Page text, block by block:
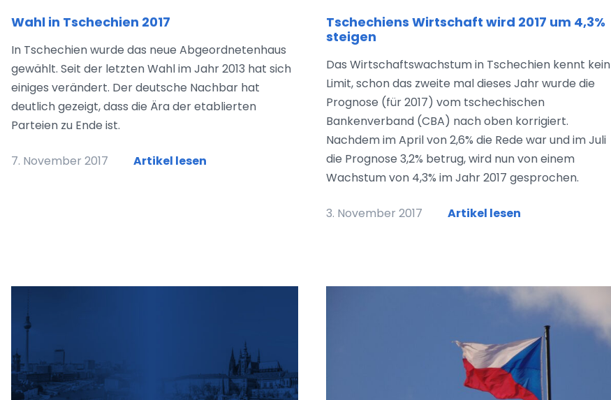
Wahl in Tschechien 2017
In Tschechien wurde das neue Abgeordnetenhaus
gewählt. Seit der letzten Wahl im Jahr 2013 hat sich
einiges verändert. Der deutsche Nachbar hat
deutlich gezeigt, dass die Ära der etablierten
Parteien zu Ende ist.
7. November 2017 Artikel lesen
Tschechiens Wirtschaft wird 2017 um 4,3%
steigen
Das Wirtschaftswachstum in Tschechien kennt kein
Limit, schon das zweite mal dieses Jahr wurde die
Prognose (für 2017) vom tschechischen
Bankenverband (CBA) nach oben korrigiert.
Nachdem im April von 2,6% die Rede war und im Juli
die Prognose 3,2% betrug, wird nun von einem
Wachstum von 4,3% im Jahr 2017 gesprochen.
3. November 2017 Artikel lesen